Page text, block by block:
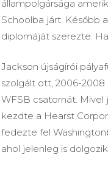
állampolgársága
Schoolba járt. Később
diplomáját szerezte.
Jackson újságírói
szolgált ott, 2006-
WFSB csatornát.
kezdte a Hearst
fedezte fel
ahol jelenleg is dolgozik.